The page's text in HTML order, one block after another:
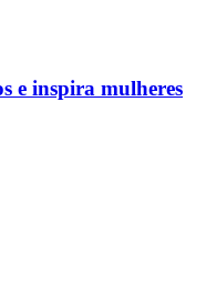
e inspira mulheres